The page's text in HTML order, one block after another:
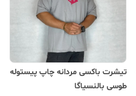
تیشرت باکسی مردانه چاپ پیستوله
طوسی بالنسیاگا